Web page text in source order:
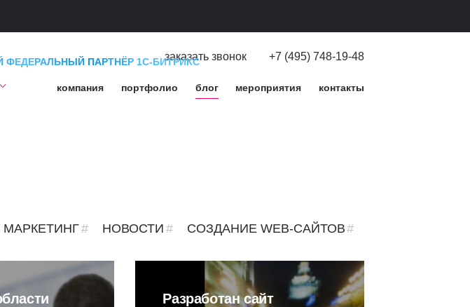
ФЕДЕРАЛЬНЫЙ ПАРТНЁР 1С-БИТРИКСзаказать звонок +7 (495) 748-19-48
компания портфолио блог мероприятия контакты
НОВОСТИ СОЗДАНИЕ WEB-САЙТОВ
Разработан сайт